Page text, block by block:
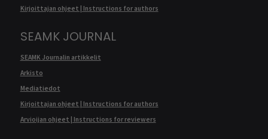
Kirjoittajan ohjeet | Instructions for authors
SEAMK JOURNAL
SEAMK Journalin artikkelit
Arkisto
Mediatiedot
Kirjoittajan ohjeet | Instructions for authors
Arvioijan ohjeet | Instructions for reviewers